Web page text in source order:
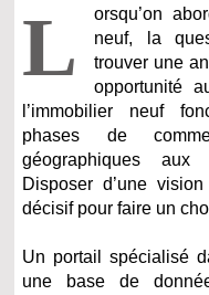
L
orsqu’on
neuf, la
trouver une
opportunité
l’immobilier neuf
phases de
géographiques aux
Disposer d’une
décisif pour faire un
Un portail spécialisé
une base de